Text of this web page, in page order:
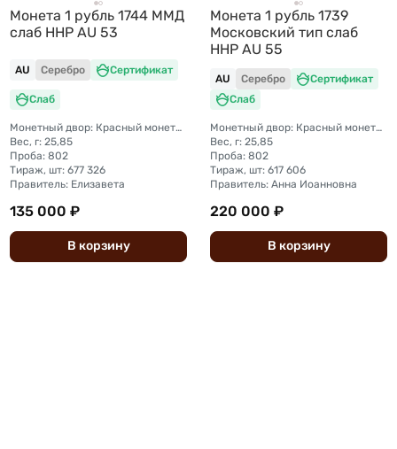
Монета 1 рубль 1744 ММД
слаб ННР AU 53
AU Серебро Сертификат
Слаб
Монетный двор: Красный монетный двор (Москва)
Вес, г: 25,85
Проба: 802
Тираж, шт: 677 326
Правитель: Елизавета
135 000 ₽
В корзину
Монета 1 рубль 1739
Московский тип слаб
ННР AU 55
AU Серебро
Сертификат
Слаб
Монетный двор: Красный монетный двор (Москва)
Вес, г: 25,85
Проба: 802
Тираж, шт: 617 606
Правитель: Анна Иоанновна
220 000 ₽
В корзину